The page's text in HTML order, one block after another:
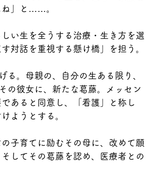
ね」と……。
い生を全うする治療・生き方を選
対話を重視する懸け橋」を担う。
。母親の、自分の生ある限り、
の彼女に、新たな葛藤。メッセン
あると同意し、「看護」と称し
ようとする。
子育てに励むその母に、改めて願
してその葛藤を認め、医療者との